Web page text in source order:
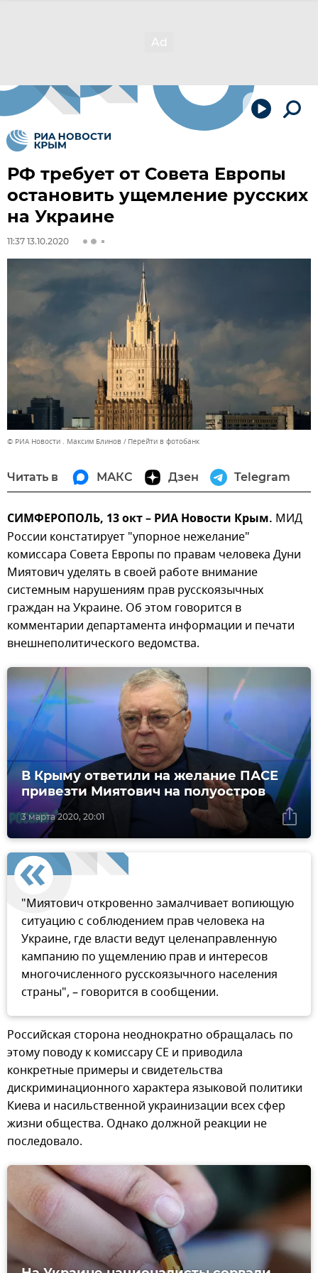
РФ требует от Совета Европы
остановить ущемление русских
на Украине
11:37 13.10.2020
© РИА Новости . Максим Блинов Перейти в фотобанк
Читать в МАКС Дзен Telegram
СИМФЕРОПОЛЬ, 13 окт – РИА Новости Крым. МИД
России констатирует "упорное нежелание"
комиссара Совета Европы по правам человека Дуни
Миятович уделять в своей работе внимание
системным нарушениям прав русскоязычных
граждан на Украине. Об этом говорится в
комментарии департамента информации и печати
внешнеполитического ведомства.
3 марта 2020, 20:01
В Крыму ответили на желание ПАСЕ
привезти Миятович на полуостров
"Миятович откровенно замалчивает вопиющую
ситуацию с соблюдением прав человека на
Украине, где власти ведут целенаправленную
кампанию по ущемлению прав и интересов
многочисленного русскоязычного населения
страны", – говорится в сообщении.
Российская сторона неоднократно обращалась по
этому поводу к комиссару СЕ и приводила
конкретные примеры и свидетельства
дискриминационного характера языковой политики
Киева и насильственной украинизации всех сфер
жизни общества. Однако должной реакции не
последовало.